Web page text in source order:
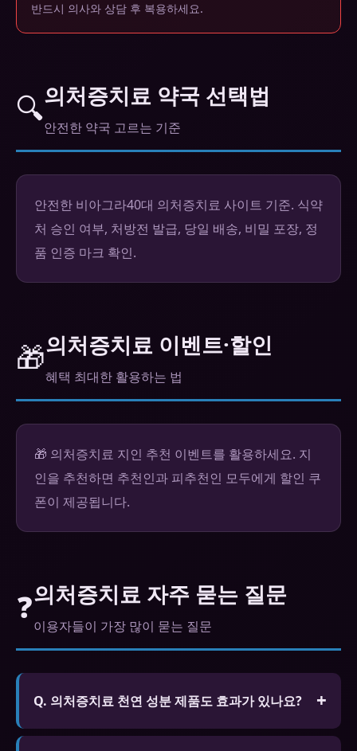
반드시 의사와 상담 후 복용하세요.
🔍의처증치료 약국 선택법
안전한 약국 고르는 기준
안전한 비아그라40대 의처증치료 사이트 기준. 식약
처 승인 여부, 처방전 발급, 당일 배송, 비밀 포장, 정
품 인증 마크 확인.
🎁의처증치료 이벤트·할인
혜택 최대한 활용하는 법
🎁 의처증치료 지인 추천 이벤트를 활용하세요. 지
인을 추천하면 추천인과 피추천인 모두에게 할인 쿠
폰이 제공됩니다.
❓의처증치료 자주 묻는 질문
이용자들이 가장 많이 묻는 질문
Q. 의처증치료 천연 성분 제품도 효과가 있나요?
A. 홍삼, 마카, 아르기닌 등 천연 성분이 포함된 제품